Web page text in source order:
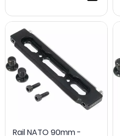
Rail NATO 90mm -